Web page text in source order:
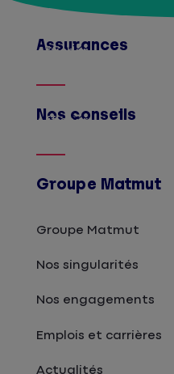
Assurances
Afficher
Nos conseils
Afficher
Groupe Matmut
Groupe Matmut
Nos singularités
Nos engagements
Emplois et carrières
Actualités